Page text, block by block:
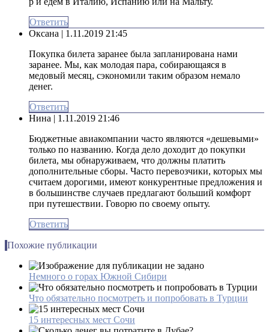
Ответить
Оксана | 1.11.2019 21:45
Покупка билета заранее была запланирована нами
заранее. Мы, как молодая пара, собирающаяся в
медовый месяц, сэкономили таким образом немало
денег.
Ответить
Нина | 1.11.2019 21:46
Бюджетные авиакомпании часто являются «дешевыми»
только по названию. Когда дело доходит до покупки
билета, мы обнаруживаем, что должны платить
дополнительные сборы. Часто перевозчики, которых мы
считаем дорогими, имеют конкурентные предложения и
в большинстве случаев предлагают больший комфорт
при путешествии. Говорю по своему опыту.
Ответить
Похожие публикации
Немного о горах Южной Сибири
Что обязательно посмотреть и попробовать в Турции
15 интересных мест Сочи